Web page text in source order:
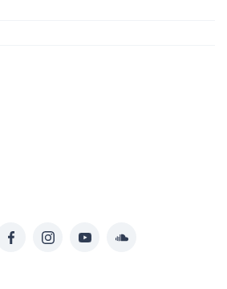
FacebookInstagramYouTubeSoundcloud